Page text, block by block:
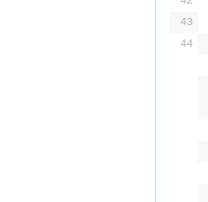
43
44